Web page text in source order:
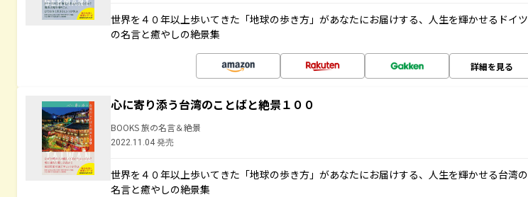
世界を４０年以上歩いてきた「地球の歩き方」があなたにお届けする、人生を輝かせるドイツ
の名言と癒やしの絶景集
詳細を見る
心に寄り添う台湾のことばと絶景１００
BOOKS 旅の名言＆絶景
2022.11.04 発売
世界を４０年以上歩いてきた「地球の歩き方」があなたにお届けする、人生を輝かせる台湾の
名言と癒やしの絶景集